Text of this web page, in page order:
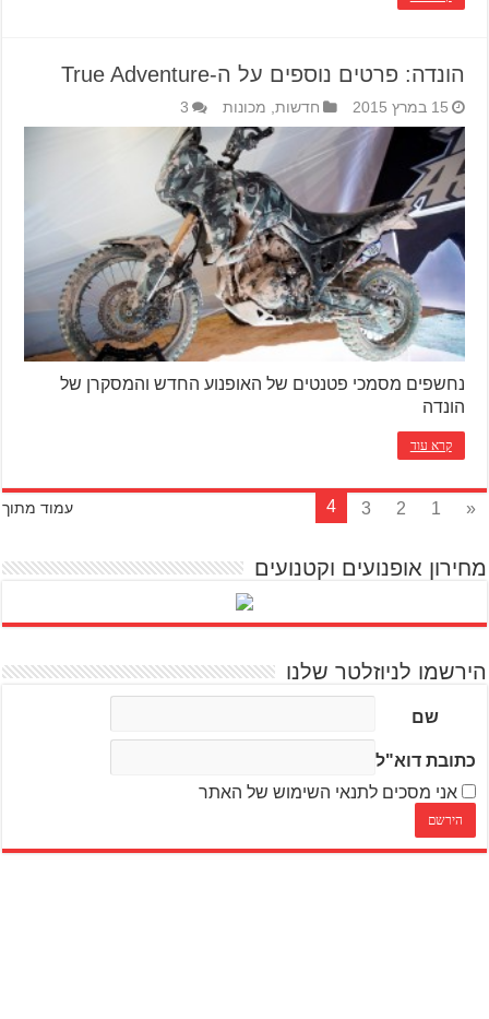
הונדה: פרטים נוספים על ה-True Adventure
15 במרץ 2015 חדשות מכונות 3
נחשפים מסמכי פטנטים של האופנוע החדש והמסקרן של
הונדה
קרא עוד
עמוד מתוך «
1
2
3
4
מחירון אופנועים וקטנועים
הירשמו לניוזלטר שלנו
שם
כתובת דוא"ל
אני מסכים לתנאי השימוש של האתר